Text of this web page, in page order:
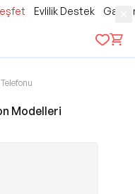
Evlilik Destek
Modelleri